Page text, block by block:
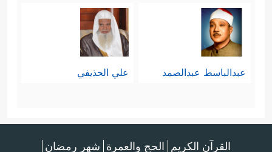
عبدالباسط عبدالصمد علي الحذيفي
القرآن الكريم الحج والعمرة شهر رمضان